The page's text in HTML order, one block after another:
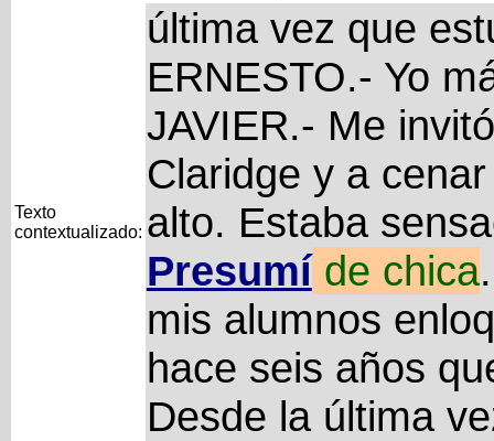
Texto
contextualizado:
última vez que
ERNESTO.- Yo
JAVIER.- Me
Claridge y a
alto. Estaba
Presumíde chica
mis alumnos
hace seis años
Desde la última